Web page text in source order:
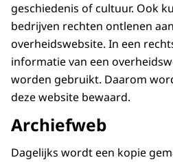
geschiedenis of cultuur. Ook
bedrijven rechten ontlenen
overheidswebsite. In een
informatie van een
worden gebruikt. Daarom
deze website bewaard.
Archiefweb
Dagelijks wordt een kopie